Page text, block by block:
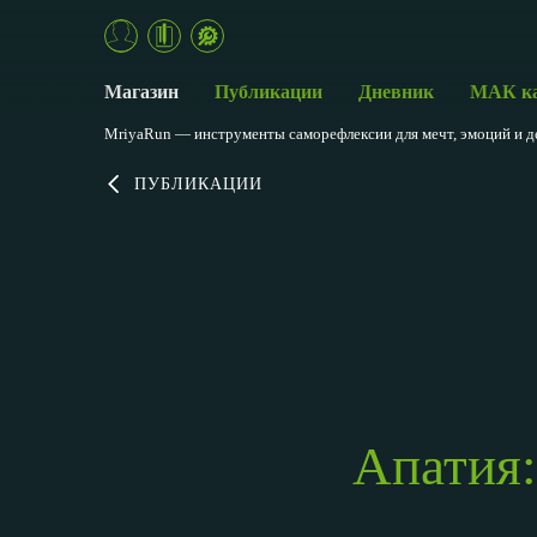
ПУБЛИКАЦИИ
Магазин Публикации Дневник МАК
MriyaRun — инструменты саморефлексии для мечт, эмоций и